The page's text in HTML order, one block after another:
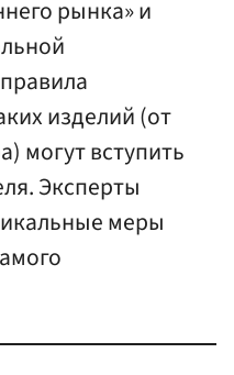
рынка» и
изделий (от
могут вступить
Эксперты
меры